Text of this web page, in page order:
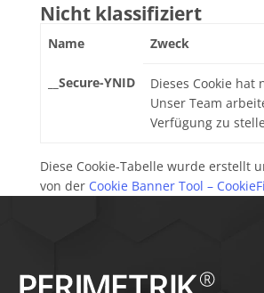
Nicht klassifiziert
Name Zweck
__Secure-YNID
Dieses Cookie
Unser Team
Verfügung zu
Diese Cookie-Tabelle wurde erstellt
von der Cookie Banner Tool –